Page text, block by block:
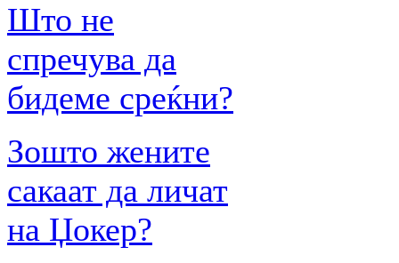
Што не
спречува да
бидеме среќни?
Зошто жените
сакаат да личат
на Џокер?